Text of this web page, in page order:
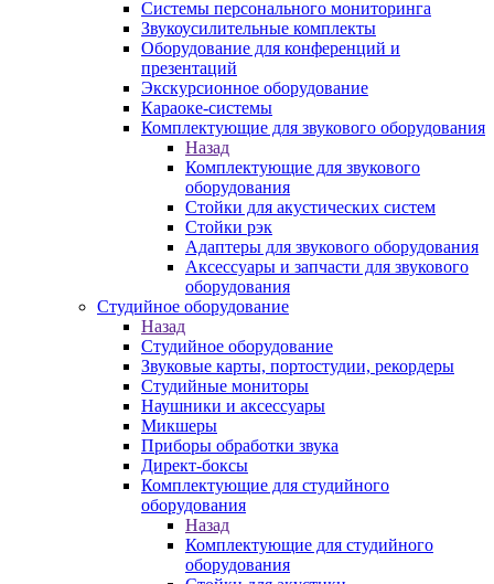
Системы персонального мониторинга
Звукоусилительные комплекты
Оборудование для конференций и
презентаций
Экскурсионное оборудование
Караоке-системы
Комплектующие для звукового оборудования
Назад
Комплектующие для звукового
оборудования
Стойки для акустических систем
Стойки рэк
Адаптеры для звукового оборудования
Аксессуары и запчасти для звукового
оборудования
Студийное оборудование
Назад
Студийное оборудование
Звуковые карты, портостудии, рекордеры
Студийные мониторы
Наушники и аксессуары
Микшеры
Приборы обработки звука
Директ-боксы
Комплектующие для студийного
оборудования
Назад
Комплектующие для студийного
оборудования